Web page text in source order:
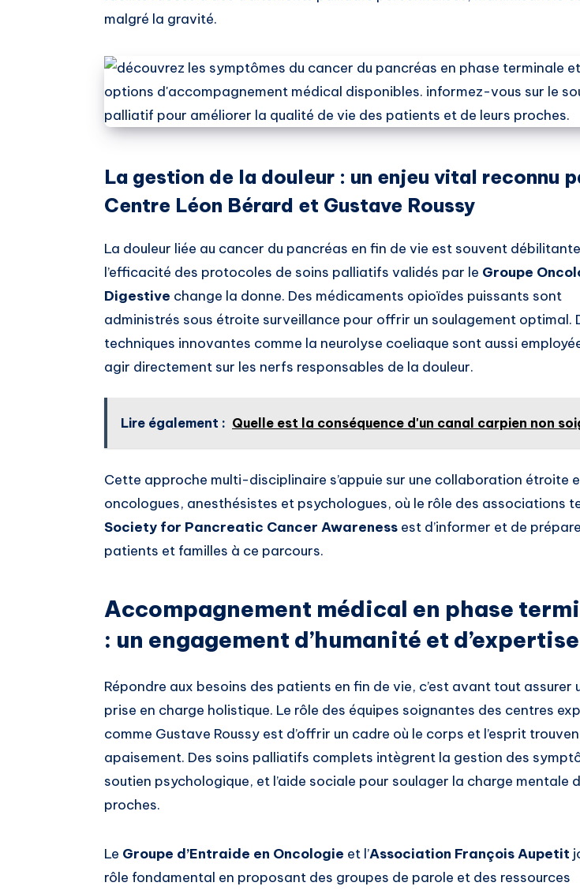
malgré la gravité.
La gestion de la douleur : un enjeu vital reconnu
Centre Léon Bérard et Gustave Roussy
La douleur liée au cancer du pancréas en fin de vie est souvent
l’efficacité des protocoles de soins palliatifs validés par le Groupe
Digestive change la donne. Des médicaments opioïdes puissants sont
administrés sous étroite surveillance pour offrir un soulagement optimal.
techniques innovantes comme la neurolyse coeliaque sont aussi
agir directement sur les nerfs responsables de la douleur.
Lire également : Quelle est la conséquence d'un canal carpien non
Cette approche multi-disciplinaire s’appuie sur une collaboration étroite
oncologues, anesthésistes et psychologues, où le rôle des associations
Society for Pancreatic Cancer Awareness est d’informer et de
patients et familles à ce parcours.
Accompagnement médical en phase
: un engagement d’humanité et d’expertise
Répondre aux besoins des patients en fin de vie, c’est avant tout assurer
prise en charge holistique. Le rôle des équipes soignantes des centres
comme Gustave Roussy est d’offrir un cadre où le corps et l’esprit
apaisement. Des soins palliatifs complets intègrent la gestion des
soutien psychologique, et l’aide sociale pour soulager la charge mentale
proches.
Le Groupe d’Entraide en Oncologie et l’Association François Aupetit
rôle fondamental en proposant des groupes de parole et des ressources